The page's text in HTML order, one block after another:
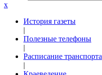
x
История газеты
|
Полезные телефоны
|
Расписание транспорта
|